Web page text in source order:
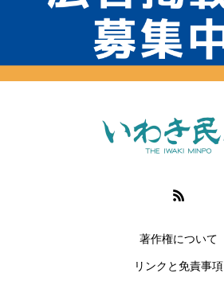
著作権について
リンクと免責事項